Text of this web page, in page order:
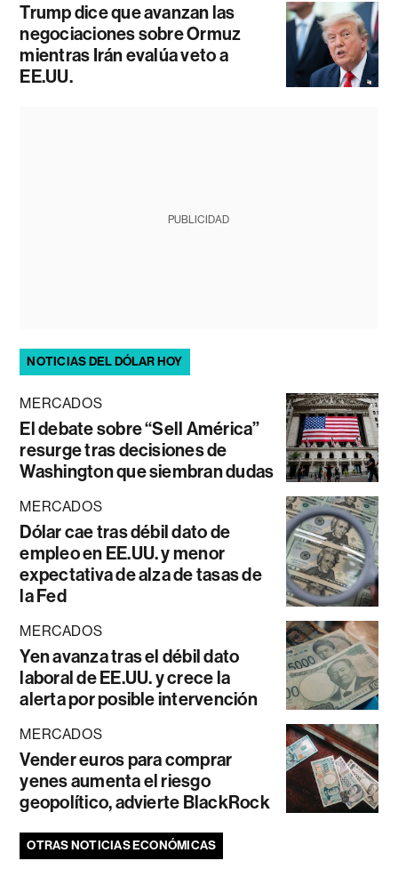
Trump dice que avanzan las
negociaciones sobre Ormuz
mientras Irán evalúa veto a
EE.UU.
PUBLICIDAD
NOTICIAS DEL DÓLAR HOY
MERCADOS
El debate sobre “Sell América”
resurge tras decisiones de
Washington que siembran dudas
MERCADOS
Dólar cae tras débil dato de
empleo en EE.UU. y menor
expectativa de alza de tasas de
la Fed
MERCADOS
Yen avanza tras el débil dato
laboral de EE.UU. y crece la
alerta por posible intervención
MERCADOS
Vender euros para comprar
yenes aumenta el riesgo
geopolítico, advierte BlackRock
OTRAS NOTICIAS ECONÓMICAS